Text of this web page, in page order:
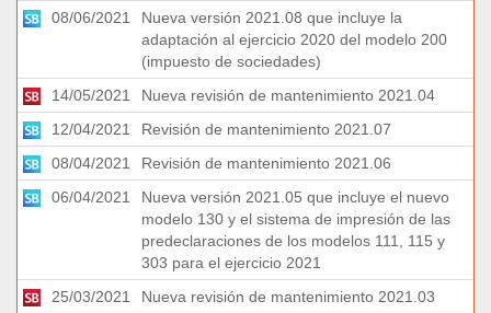
08/06/2021
Nueva versión 2021.08 que incluye la
adaptación al ejercicio 2020 del modelo 200
(impuesto de sociedades)
14/05/2021
Nueva revisión de mantenimiento 2021.04
12/04/2021
Revisión de mantenimiento 2021.07
08/04/2021
Revisión de mantenimiento 2021.06
06/04/2021
Nueva versión 2021.05 que incluye el nuevo
modelo 130 y el sistema de impresión de las
predeclaraciones de los modelos 111, 115 y
303 para el ejercicio 2021
25/03/2021
Nueva revisión de mantenimiento 2021.03